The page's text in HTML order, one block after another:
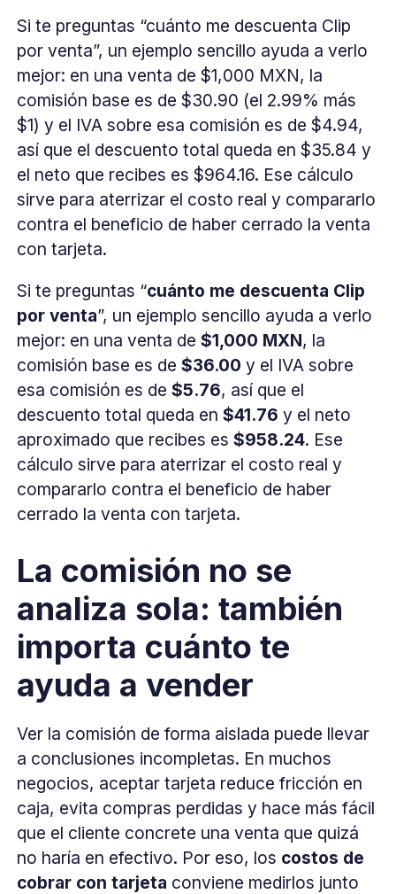
Si te preguntas “cuánto me descuenta Clip
por venta”, un ejemplo sencillo ayuda a verlo
mejor: en una venta de $1,000 MXN, la
comisión base es de $30.90 (el 2.99% más
$1) y el IVA sobre esa comisión es de $4.94,
así que el descuento total queda en $35.84 y
el neto que recibes es $964.16. Ese cálculo
sirve para aterrizar el costo real y compararlo
contra el beneficio de haber cerrado la venta
con tarjeta.
Si te preguntas “cuánto me descuenta Clip
por venta”, un ejemplo sencillo ayuda a verlo
mejor: en una venta de$1,000 MXN, la
comisión base es de$36.00 y el IVA sobre
esa comisión es de$5.76, así que el
descuento total queda en$41.76 y el neto
aproximado que recibes es$958.24. Ese
cálculo sirve para aterrizar el costo real y
compararlo contra el beneficio de haber
cerrado la venta con tarjeta.
La comisión no se
analiza sola: también
importa cuánto te
ayuda a vender
Ver la comisión de forma aislada puede llevar
a conclusiones incompletas. En muchos
negocios, aceptar tarjeta reduce fricción en
caja, evita compras perdidas y hace más fácil
que el cliente concrete una venta que quizá
no haría en efectivo. Por eso, los costos de
cobrar con tarjeta conviene medirlos junto